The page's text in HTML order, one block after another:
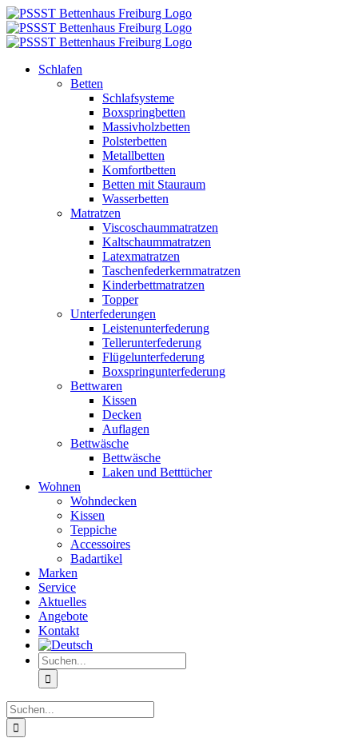
Zum
Inhalt
springen
Schlafen
Betten
Schlafsysteme
Boxspringbetten
Massivholzbetten
Polsterbetten
Metallbetten
Komfortbetten
Betten mit Stauraum
Wasserbetten
Matratzen
Viscoschaummatratzen
Kaltschaummatratzen
Latexmatratzen
Taschenfederkernmatratzen
Kinderbettmatratzen
Topper
Unterfederungen
Leistenunterfederung
Tellerunterfederung
Flügelunterfederung
Boxspringunterfederung
Bettwaren
Kissen
Decken
Auflagen
Bettwäsche
Bettwäsche
Laken und Betttücher
Wohnen
Wohndecken
Kissen
Teppiche
Accessoires
Badartikel
Marken
Service
Aktuelles
Angebote
Kontakt
Suche
nach:
Suche
nach: